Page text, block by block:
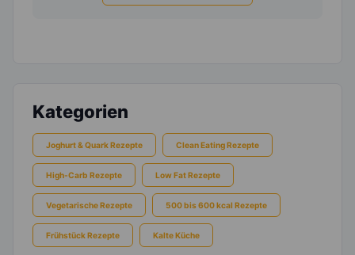
Kategorien
Joghurt & Quark Rezepte Clean Eating Rezepte
High-Carb Rezepte Low Fat Rezepte
Vegetarische Rezepte 500 bis 600 kcal Rezepte
Frühstück Rezepte Kalte Küche